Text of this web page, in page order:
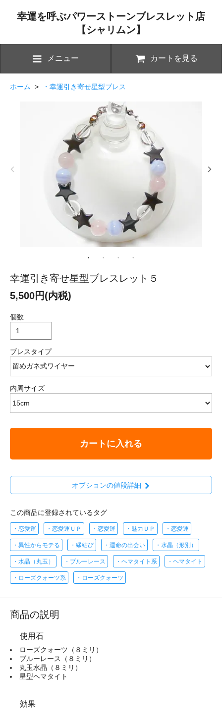
幸運を呼ぶパワーストーンブレスレット店
【シャリムン】
メニュー カートを見る
ホーム > ・幸運引き寄せ星型ブレス
幸運引き寄せ星型ブレスレット５
5,500円(内税)
個数
ブレスタイプ
内周サイズ
カートに入れる
オプションの値段詳細
この商品に登録されているタグ
・恋愛運 ・恋愛運ＵＰ ・恋愛運 ・魅力ＵＰ ・恋愛運
・異性からモテる ・縁結び ・運命の出会い ・水晶（形別）
・水晶（丸玉） ・ブルーレース ・ヘマタイト系 ・ヘマタイト
・ローズクォーツ系 ・ローズクォーツ
商品の説明
使用石
ローズクォーツ（８ミリ）
ブルーレース（８ミリ）
丸玉水晶（８ミリ）
星型ヘマタイト
効果